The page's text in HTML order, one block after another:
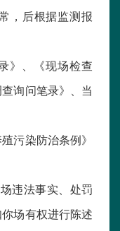
，后根据监测报
》、《现场检查
询问笔录》、当
污染防治条例》
违法事实、处罚
场有权进行陈述